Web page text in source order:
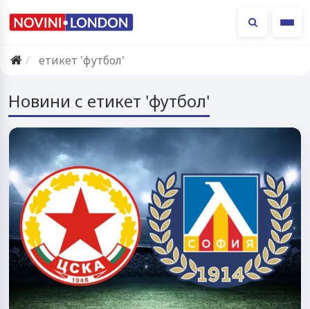
етикет 'футбол'
Новини с етикет 'футбол'